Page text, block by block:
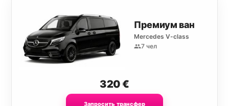
Премиум ван
Mercedes V-class
7 чел
320€
Запросить трансфер